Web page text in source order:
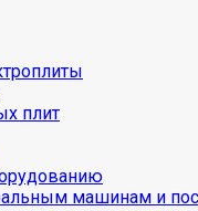
плит
машинам и